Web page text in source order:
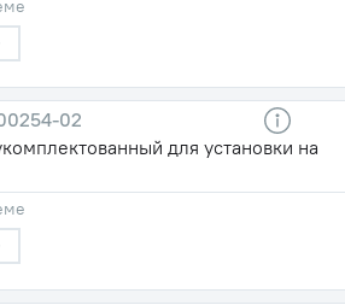
02
для установки на